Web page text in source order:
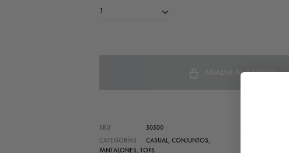
1
AÑADIR AL CARRITO
SKU
50500
CATEGORÍAS
CASUAL, CONJUNTOS,
PANTALONES, TOPS